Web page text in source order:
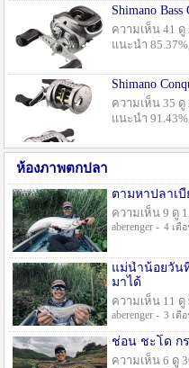
Shimano Bass
ความเห็น 41 ดู
แนะนำ
Shimano
ความเห็น 35 ดู
แนะนำ
ห้องภาพตกปลา
ตามหาปลาเ
ความเห็น 9 ดู
aberenger - 4 เดื
แม่น้ำน้อยวัน
มาได้
ความเห็น 11 ดู
aberenger - 3 เดื
ช่อน ชะโด ก
ความเห็น 6 ดู